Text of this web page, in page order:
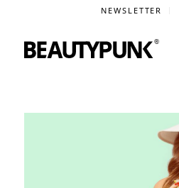
NEWSLETTER